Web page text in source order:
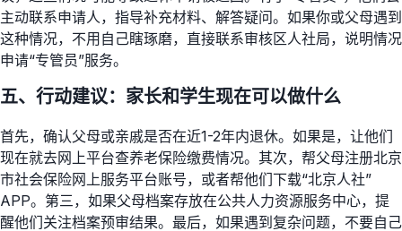
主动联系申请人，指导补充材料、解答疑问。如果你或父母遇到
这种情况，不用自己瞎琢磨，直接联系审核区人社局，说明情况
申请“专管员”服务。
五、行动建议：家长和学生现在可以做什么
首先，确认父母或亲戚是否在近1-2年内退休。如果是，让他们
现在就去网上平台查养老保险缴费情况。其次，帮父母注册北京
市社会保险网上服务平台账号，或者帮他们下载“北京人社”
APP。第三，如果父母档案存放在公共人力资源服务中心，提
醒他们关注档案预审结果。最后，如果遇到复杂问题，不要自己